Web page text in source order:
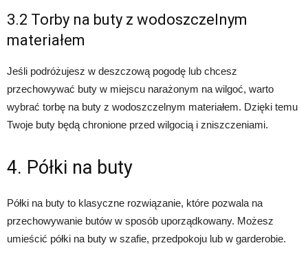
3.2 Torby na buty z wodoszczelnym
materiałem
Jeśli podróżujesz w deszczową pogodę lub chcesz
przechowywać buty w miejscu narażonym na wilgoć, warto
wybrać torbę na buty z wodoszczelnym materiałem. Dzięki temu
Twoje buty będą chronione przed wilgocią i zniszczeniami.
4. Półki na buty
Półki na buty to klasyczne rozwiązanie, które pozwala na
przechowywanie butów w sposób uporządkowany. Możesz
umieścić półki na buty w szafie, przedpokoju lub w garderobie.